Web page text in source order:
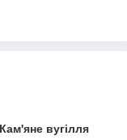
вугілля